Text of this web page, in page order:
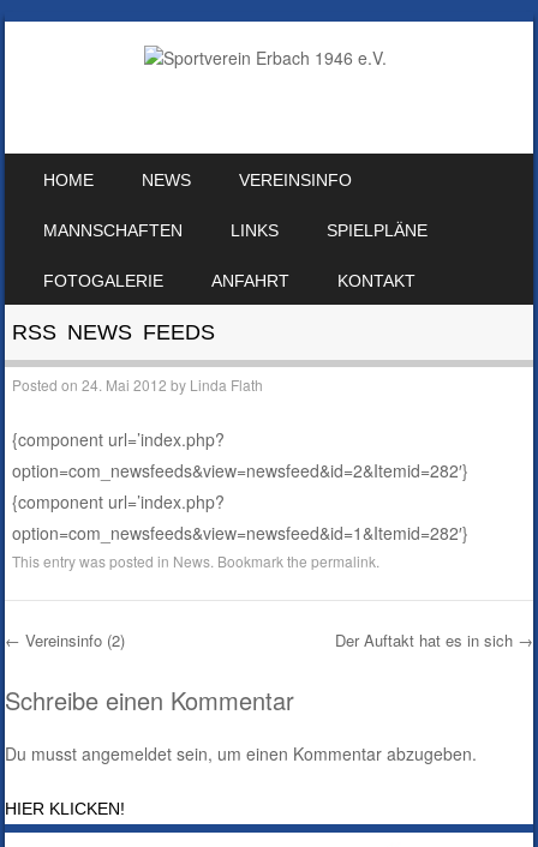
HOME NEWS VEREINSINFO
MANNSCHAFTEN LINKS SPIELPLÄNE
FOTOGALERIE ANFAHRT KONTAKT
RSS NEWS FEEDS
Posted on24. Mai 2012 by Linda Flath
{component url=’index.php?
option=com_newsfeeds&view=newsfeed&id=2&Itemid=282′}
{component url=’index.php?
option=com_newsfeeds&view=newsfeed&id=1&Itemid=282′}
This entry was posted in News . Bookmark thepermalink
Post navigation
← Vereinsinfo (2) Der Auftakt hat es in sich →
Schreibe einen Kommentar
Du musstangemeldet sein, um einen Kommentar abzugeben.
HIER KLICKEN!